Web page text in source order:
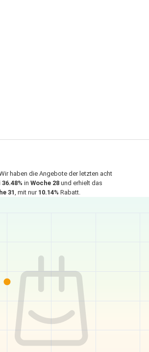
haben die Angebote der letzten acht
36.48% in Woche 28 und erhielt das
31, mit nur 10.14% Rabatt.